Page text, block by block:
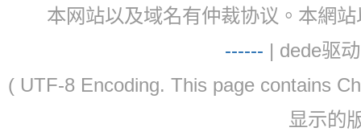
本网站以及域名有仲裁协议。本網
------ | dede驱
( UTF-8 Encoding. This page contains
显示的